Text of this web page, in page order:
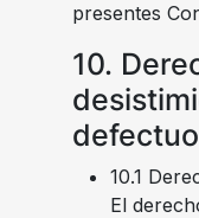
presentes
10.
10.1
El